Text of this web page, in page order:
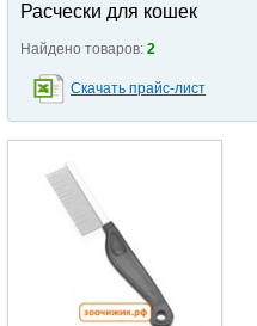
Расчески для кошек
Найдено товаров: 2
Скачать прайс-лист